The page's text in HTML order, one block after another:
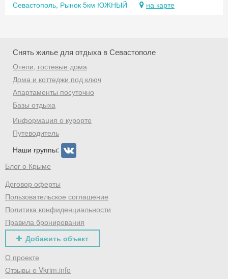
Севастополь, Рынок 5км ЮЖНЫЙ на карте
Снять жилье для отдыха в Севастополе
Отели, гостевые дома
Дома и коттеджи под ключ
Апартаменты посуточно
Базы отдыха
Информация о курорте
Путеводитель
Наши группы:
Блог о Крыме
Договор оферты
Пользовательское соглашение
Политика конфиденциальности
Правила бронирования
Добавить объект
О проекте
Отзывы о Vkrim.info
Скидка −5%
Хочешь дешевле? Оставь почту и получи
промокод на первое бронирование!